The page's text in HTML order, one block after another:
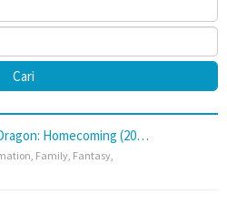
Homecoming (20…
Family Fantasy